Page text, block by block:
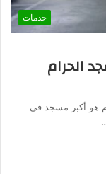
خدمات
الحرام
هو أكبر مسجد في